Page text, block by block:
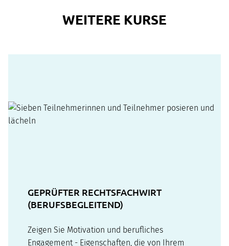
WEITERE KURSE
GEPRÜFTER RECHTSFACHWIRT
(BERUFSBEGLEITEND)
Zeigen Sie Motivation und berufliches
Engagement - Eigenschaften, die von Ihrem